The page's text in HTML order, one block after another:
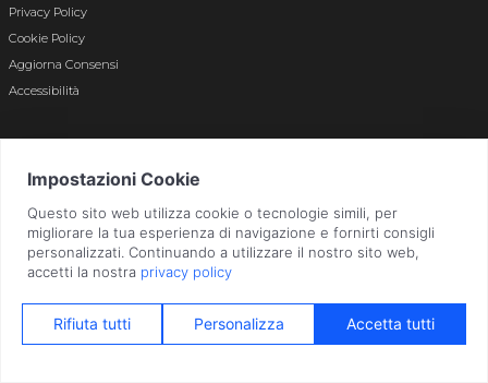
Privacy Policy
Cookie Policy
Aggiorna Consensi
Accessibilità
Bergamo n. 01496180165 · Capitale Sociale i.v. € 800.000,00